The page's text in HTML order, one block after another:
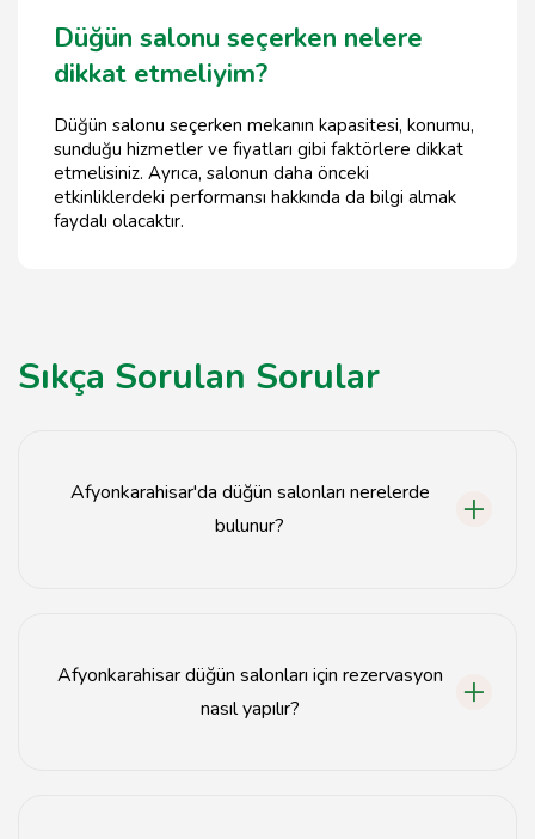
Düğün salonu seçerken nelere
dikkat etmeliyim?
Düğün salonu seçerken mekanın kapasitesi, konumu,
sunduğu hizmetler ve fiyatları gibi faktörlere dikkat
etmelisiniz. Ayrıca, salonun daha önceki
etkinliklerdeki performansı hakkında da bilgi almak
faydalı olacaktır.
Sıkça Sorulan Sorular
Afyonkarahisar'da düğün salonları nerelerde
bulunur?
Afyonkarahisar düğün salonları için rezervasyon
nasıl yapılır?